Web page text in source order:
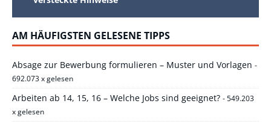
AM HÄUFIGSTEN GELESENE TIPPS
Absage zur Bewerbung formulieren – Muster und Vorlagen -
692.073 x gelesen
Arbeiten ab 14, 15, 16 – Welche Jobs sind geeignet? - 549.203
x gelesen